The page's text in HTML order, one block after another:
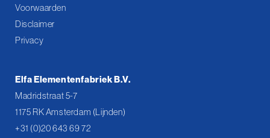
Voorwaarden
Disclaimer
Privacy
Elfa Elementenfabriek B.V.
Madridstraat 5-7
1175 RK Amsterdam (Lijnden)
+31 (0)20 643 69 72